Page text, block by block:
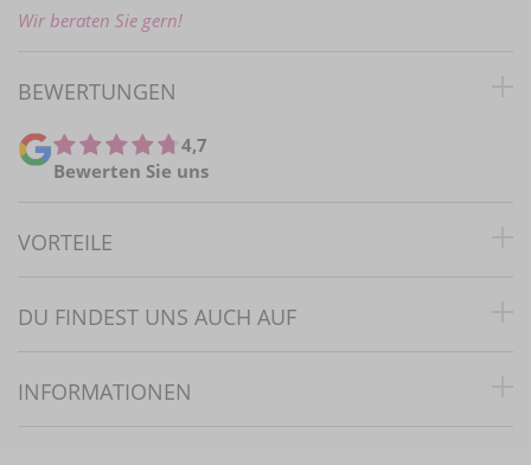
Wir beraten Sie gern!
BEWERTUNGEN
4,7
Bewerten Sie uns
VORTEILE
DU FINDEST UNS AUCH AUF
INFORMATIONEN